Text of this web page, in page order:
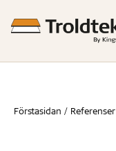
Förstasidan Referenser